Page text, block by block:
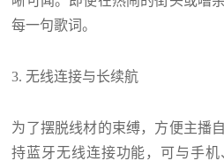
每一句歌词。
3.无线连接与长续航
为了摆脱线材的束缚，方便主播
持蓝牙无线连接功能，可与手